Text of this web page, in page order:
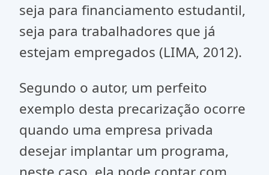
seja para financiamento estudantil,
seja para trabalhadores que já
estejam empregados (LIMA, 2012).
Segundo o autor, um perfeito
exemplo desta precarização ocorre
quando uma empresa privada
desejar implantar um programa,